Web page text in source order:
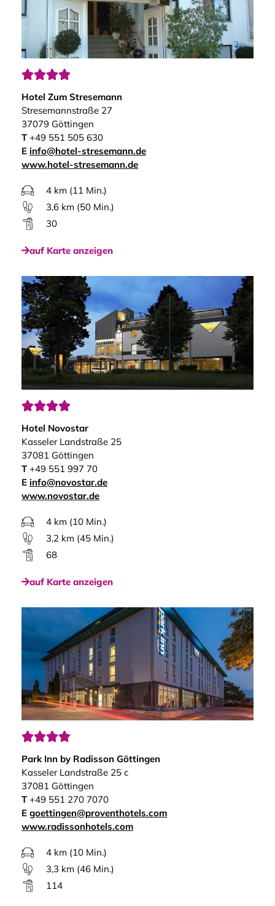

Hotel Zum Stresemann
Stresemannstraße 27
37079 Göttingen
T+49 551 505 630
E info@hotel-stresemann.de
www.hotel-stresemann.de
4 km (11 Min.)
3,6 km (50 Min.)
30
auf Karte anzeigen

Hotel Novostar
Kasseler Landstraße 25
37081 Göttingen
T+49 551 997 70
E info@novostar.de
www.novostar.de
4 km (10 Min.)
3,2 km (45 Min.)
68
auf Karte anzeigen

Park Inn by Radisson Göttingen
Kasseler Landstraße 25 c
37081 Göttingen
T+49 551 270 7070
E goettingen@proventhotels.com
www.radissonhotels.com
4 km (10 Min.)
3,3 km (46 Min.)
114